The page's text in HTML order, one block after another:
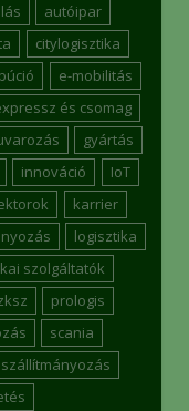
autóipar
citylogisztika
e-mobilitás
és csomag
gyártás
innováció
IoT
karrier
logisztika
szolgáltatók
prologis
scania